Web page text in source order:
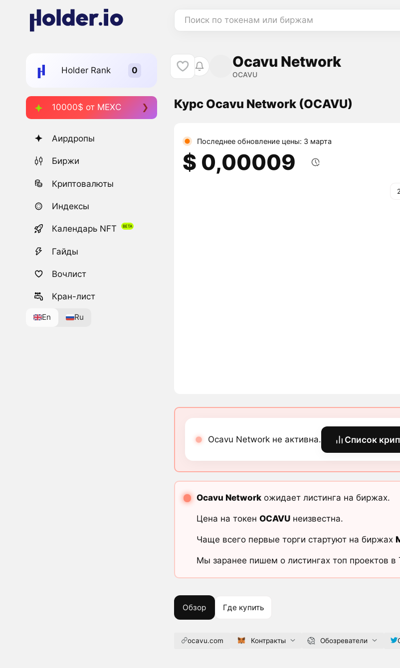
Поиск по токенам или биржам
Holder Rank
10000$ от MEXC
Аирдропы
Биржи
Криптовалюты
Индексы
Календарь NFT
Гайды
Вочлист
Кран-лист
En Ru
Ocavu Network
OCAVU
Курс Ocavu Network (OCAVU)
Последнее обновление цены: 3 марта
$ 0,00009
Ocavu Network не активна. Список
Ocavu Networkожидает листинга на биржах.
Цена на токен OCAVUнеизвестна.
Чаще всего первые торги стартуют на биржах
Мы заранее пишем о листингах топ проектов в
Обзор Где купить
ocavu.com Контракты Обозреватели